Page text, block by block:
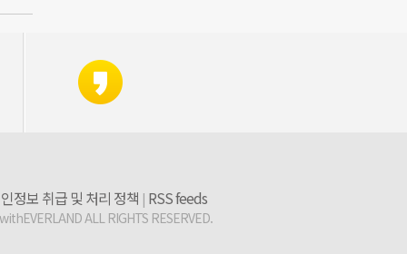
정보 취급 및 처리 정책 | RSS feeds
ALL RIGHTS RESERVED.